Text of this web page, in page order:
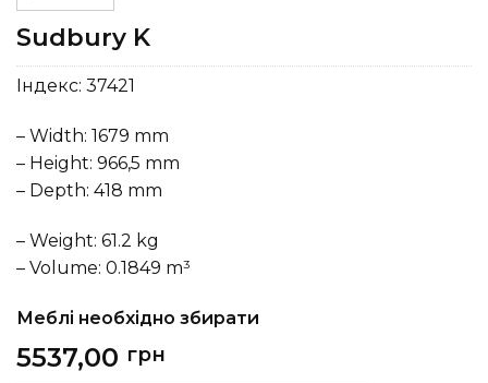
Sudbury K
Індекс: 37421
– Width: 1679 mm
– Height: 966,5 mm
– Depth: 418 mm
– Weight: 61.2 kg
– Volume: 0.1849 m³
Меблі необхідно збирати
5537,00 грн